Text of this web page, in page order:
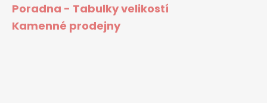
Poradna - Tabulky velikostí
Kamenné prodejny